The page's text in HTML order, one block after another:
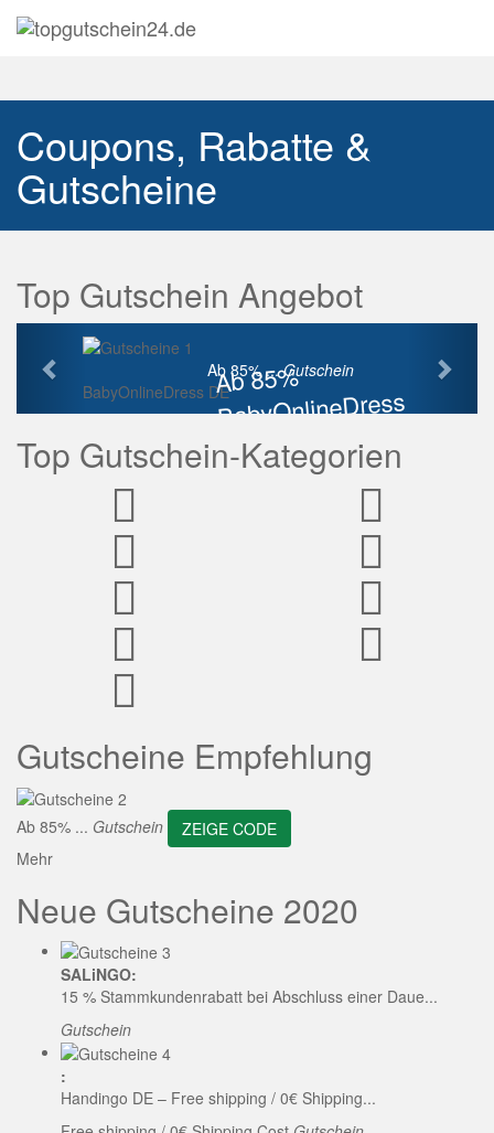
Coupons, Rabatte &
Gutscheine
Top Gutschein Angebot
Ab 85%
BabyOnlineDress
Rabatt
Ab 85% ...Gutschein
BabyOnlineDress DE
Vorherige
Top Gutschein-Kategorien
Gutscheine Empfehlung
Ab 85% ... Gutschein
ZEIGE CODE
Mehr
Neue Gutscheine 2020
SALiNGO:
15 % Stammkundenrabatt bei Abschluss einer Daue...
Gutschein
:
Handingo DE – Free shipping / 0€ Shipping...